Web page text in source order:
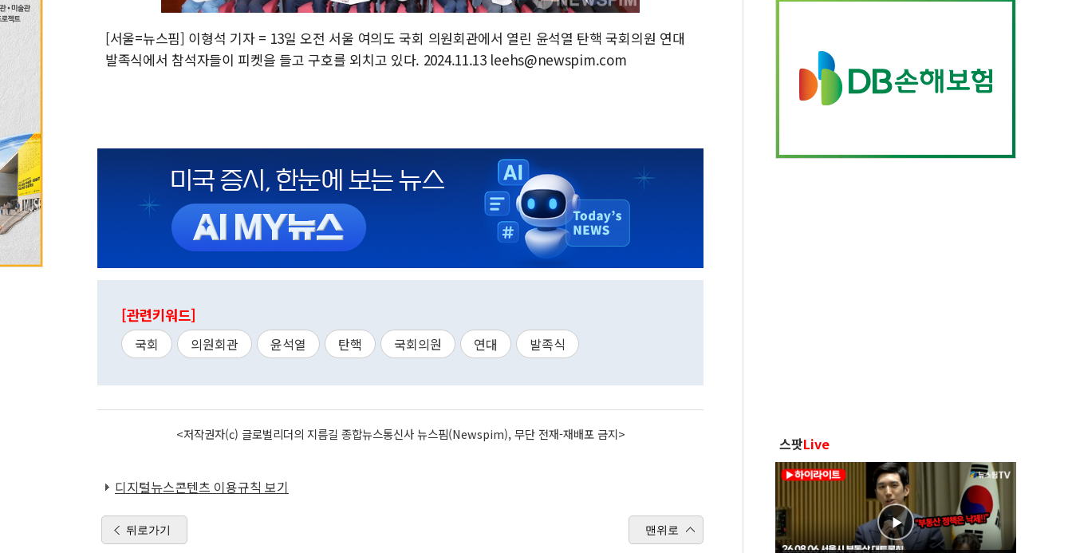
[서울=뉴스핌] 이형석 기자 = 13일 오전 서울 여의도 국회 의원회관에서 열린 윤석열 탄핵 국회의원 연대
발족식에서 참석자들이 피켓을 들고 구호를 외치고 있다. 2024.11.13 leehs@newspim.com
[관련키워드]
국회 의원회관 윤석열 탄핵 국회의원 연대 발족식
<저작권자(c) 글로벌리더의 지름길 종합뉴스통신사 뉴스핌(Newspim), 무단 전재-재배포 금지>
디지털뉴스콘텐츠 이용규칙 보기
뒤로가기 맨위로
스팟Live